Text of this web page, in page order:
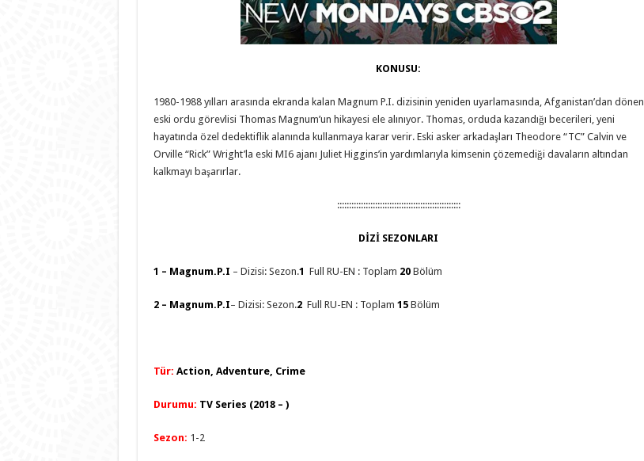
KONUSU:
1980-1988 yılları arasında ekranda kalan Magnum P.I. dizisinin yeniden uyarlamasında, Afganistan’dan dönen
eski ordu görevlisi Thomas Magnum’un hikayesi ele alınıyor. Thomas, orduda kazandığı becerileri, yeni
hayatında özel dedektiflik alanında kullanmaya karar verir. Eski asker arkadaşları Theodore “TC” Calvin ve
Orville “Rick” Wright’la eski MI6 ajanı Juliet Higgins’in yardımlarıyla kimsenin çözemediği davaların altından
kalkmayı başarırlar.
::::::::::::::::::::::::::::::::::::::::::::::::::::
DİZİ SEZONLARI
1 – Magnum.P.I – Dizisi: Sezon.1 Full RU-EN : Toplam 20 Bölüm
2 – Magnum.P.I– Dizisi: Sezon.2Full RU-EN : Toplam 15 Bölüm
Tür: Action, Adventure, Crime
Durumu: TV Series (2018 – )
Sezon: 1-2